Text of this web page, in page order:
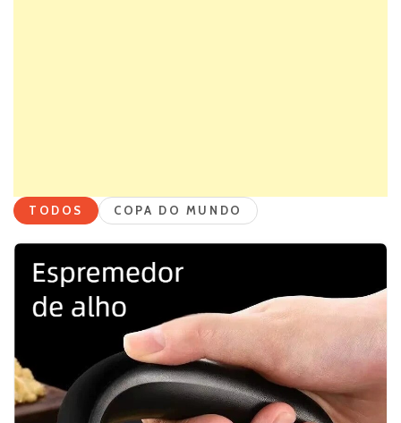
TODOS COPA DO MUNDO